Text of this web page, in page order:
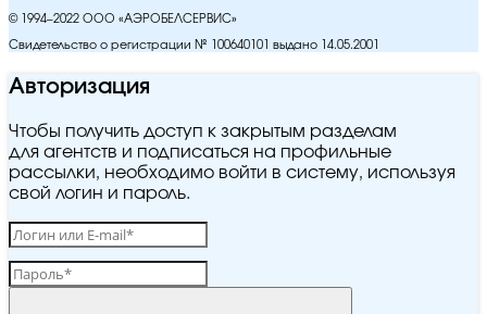
© 1994–2022 ООО «АЭРОБЕЛСЕРВИС»
Свидетельство о регистрации № 100640101 выдано 14.05.2001
Авторизация
Чтобы получить доступ к закрытым разделам
для агентств и подписаться на профильные
рассылки, необходимо войти в систему, используя
свой логин и пароль.